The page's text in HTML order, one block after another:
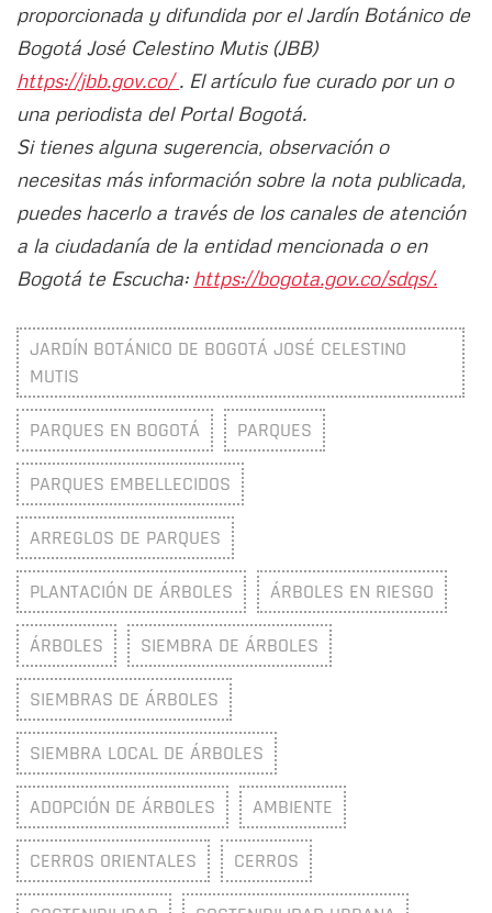
proporcionada y difundida por el Jardín Botánico de
Bogotá José Celestino Mutis (JBB)
https://jbb.gov.co/. El artículo fue curado por un o
una periodista del Portal Bogotá.
Si tienes alguna sugerencia, observación o
necesitas más información sobre la nota publicada,
puedes hacerlo a través de los canales de atención
a la ciudadanía de la entidad mencionada o en
Bogotá te Escucha: https://bogota.gov.co/sdqs/.
JARDÍN BOTÁNICO DE BOGOTÁ JOSÉ CELESTINO
MUTIS
PARQUES EN BOGOTÁ PARQUES
PARQUES EMBELLECIDOS
ARREGLOS DE PARQUES
PLANTACIÓN DE ÁRBOLES ÁRBOLES EN RIESGO
ÁRBOLES SIEMBRA DE ÁRBOLES
SIEMBRAS DE ÁRBOLES
SIEMBRA LOCAL DE ÁRBOLES
ADOPCIÓN DE ÁRBOLES AMBIENTE
CERROS ORIENTALES CERROS